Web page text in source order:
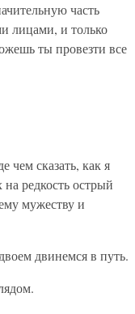
часть
лицами, и только
ты провезти все
сказать, как я
редкость острый
мужеству и
двинемся в путь.